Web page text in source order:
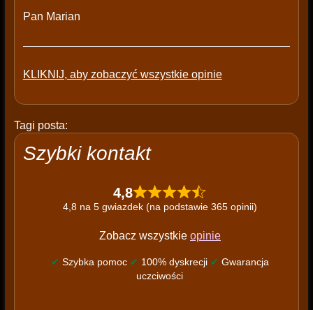
Pan Marian
KLIKNIJ, aby zobaczyć wszystkie opinie
Tagi posta:
Szybki kontakt
4,8
4,8 na 5 gwiazdek (na podstawie 365 opinii)
Zobacz wszystkie opinie
✔ Szybka pomoc ✔ 100% dyskrecji ✔ Gwarancja
uczciwości